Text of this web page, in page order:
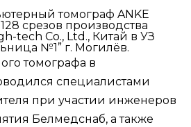
томограф ANKE
срезов производства
tech Co., Ltd., Китай в УЗ
№1” г. Могилёв.
томографа в
специалистами
при участии инженеров
Белмедснаб, а также